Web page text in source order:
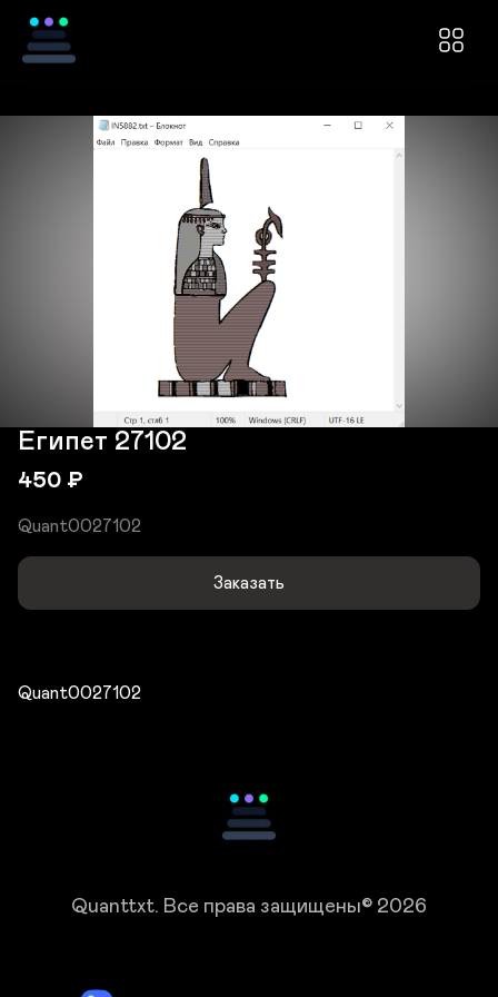
Египет 27102
450 ₽
Quant0027102
Заказать
Quant0027102
Quanttxt. Все права защищены© 2026